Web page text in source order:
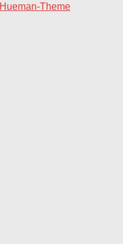
Hueman-Theme